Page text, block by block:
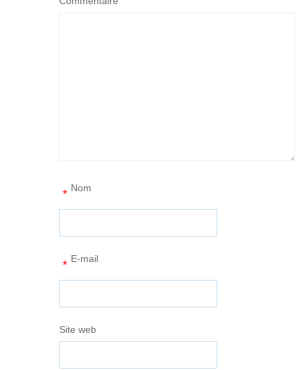
Nom
*
E-mail
*
Site web